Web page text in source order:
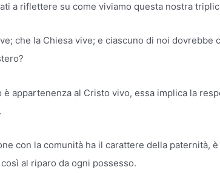
a riflettere su come viviamo questa nostra
che la Chiesa vive; e ciascuno di noi dovrebbe
è appartenenza al Cristo vivo, essa implica la
con la comunità ha il carattere della paternità,
al riparo da ogni possesso.